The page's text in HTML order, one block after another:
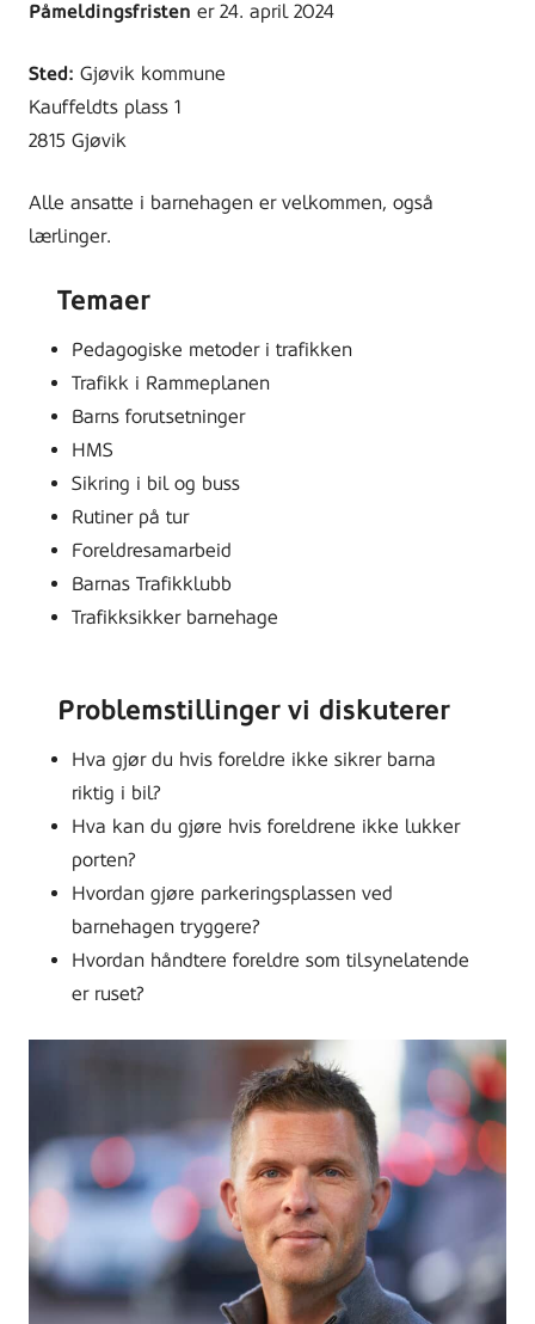
Påmeldingsfristen er 24. april 2024
Sted: Gjøvik kommune
Kauffeldts plass 1
2815 Gjøvik
Alle ansatte i barnehagen er velkommen, også
lærlinger.
Temaer
Pedagogiske metoder i trafikken
Trafikk i Rammeplanen
Barns forutsetninger
HMS
Sikring i bil og buss
Rutiner på tur
Foreldresamarbeid
Barnas Trafikklubb
Trafikksikker barnehage
Problemstillinger vi diskuterer
Hva gjør du hvis foreldre ikke sikrer barna
riktig i bil?
Hva kan du gjøre hvis foreldrene ikke lukker
porten?
Hvordan gjøre parkeringsplassen ved
barnehagen tryggere?
Hvordan håndtere foreldre som tilsynelatende
er ruset?